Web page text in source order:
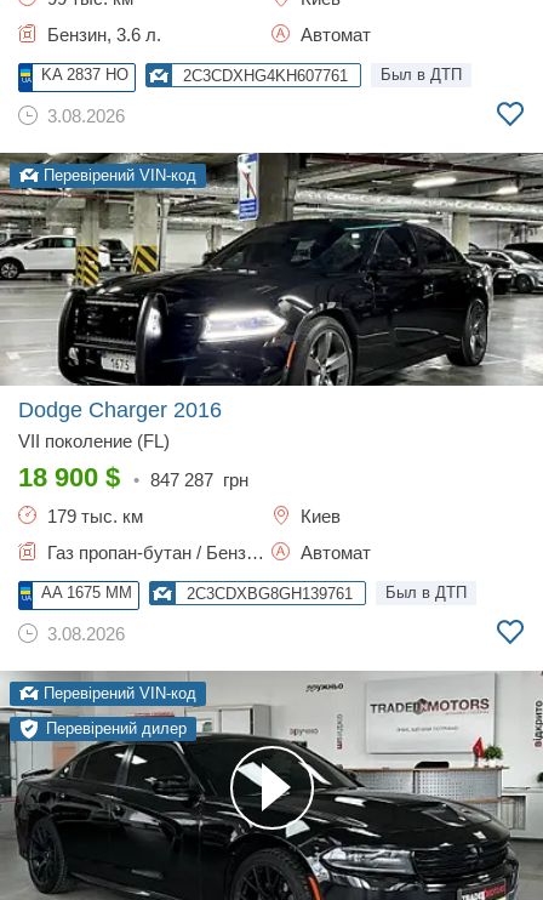
Бензин, 3.6 л.
Автомат
KA 2837 HO 2C3CDXHG4KH607761 Был в ДТП
3.08.2026
Перевірений VIN-код
Dodge Charger 2016
VII поколение (FL)
18 900 $ • 847 287 грн
179 тыс. км
Киев
Газ пропан-бутан / Бензин, 3.6 л.
Автомат
AA 1675 MM 2C3CDXBG8GH139761 Был в ДТП
3.08.2026
Перевірений VIN-код
Перевірений дилер